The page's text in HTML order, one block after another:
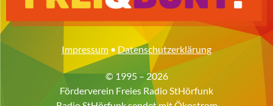
Impressum • Datenschutzerklärung
© 1995 – 2026
Förderverein Freies Radio StHörfunk